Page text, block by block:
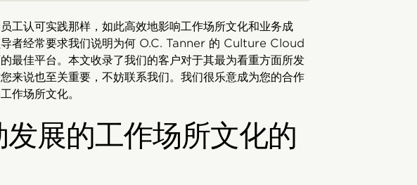
工认可实践那样，如此高效地影响工作场所文化和业务成
导者经常要求我们说明为何 O.C. Tanner 的 Culture Cloud
最佳平台。本文收录了我们的客户对于其最为看重方面所发
来说也至关重要，不妨联系我们。我们很乐意成为您的合作
作场所文化。
发展的工作场所文化的